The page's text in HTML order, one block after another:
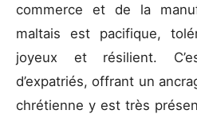
commerce et de la
maltais est pacifique,
joyeux et résilient.
d’expatriés, offrant un
chrétienne y est très